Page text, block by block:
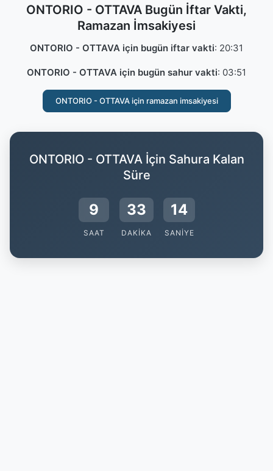
ONTORIO - OTTAVA Bugün İftar Vakti,
Ramazan İmsakiyesi
ONTORIO - OTTAVA için bugün iftar vakti: 20:31
ONTORIO - OTTAVA için bugün sahur vakti: 03:51
ONTORIO - OTTAVA için ramazan imsakiyesi
ONTORIO - OTTAVA İçin Sahura Kalan
Süre
9
SAAT
33
DAKIKA
13
SANIYE